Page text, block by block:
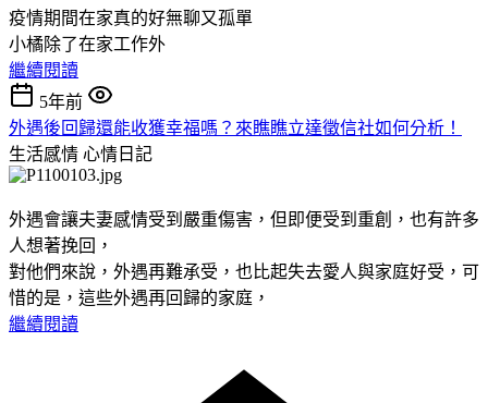
疫情期間在家真的好無聊又孤單
小橘除了在家工作外
繼續閱讀
5年前
外遇後回歸還能收獲幸福嗎？來瞧瞧立達徵信社如何分析！
生活感情 心情日記
外遇會讓夫妻感情受到嚴重傷害，但即便受到重創，也有許多
人想著挽回，
對他們來說，外遇再難承受，也比起失去愛人與家庭好受，可
惜的是，這些外遇再回歸的家庭，
繼續閱讀